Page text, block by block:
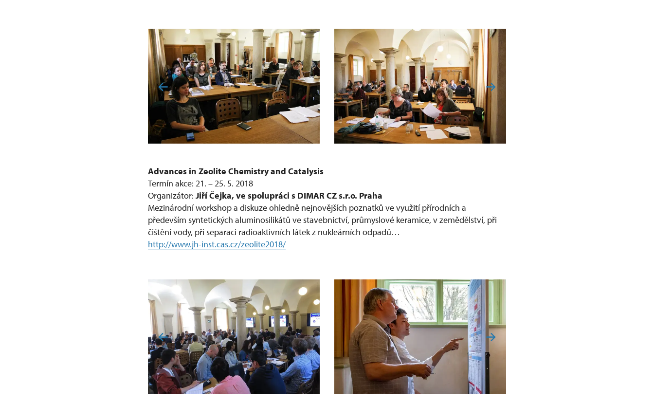
Advances in Zeolite Chemistry and Catalysis
Termín akce: 21. – 25. 5. 2018
Organizátor: Jiří Čejka, ve spolupráci s DIMAR CZ s.r.o. Praha
Mezinárodní workshop a diskuze ohledně nejnovějších poznatků ve využití přírodních a
především syntetických aluminosilikátů ve stavebnictví, průmyslové keramice, v zemědělství, při
čištění vody, při separaci radioaktivních látek z nukleárních odpadů…
http://www.jh-inst.cas.cz/zeolite2018/